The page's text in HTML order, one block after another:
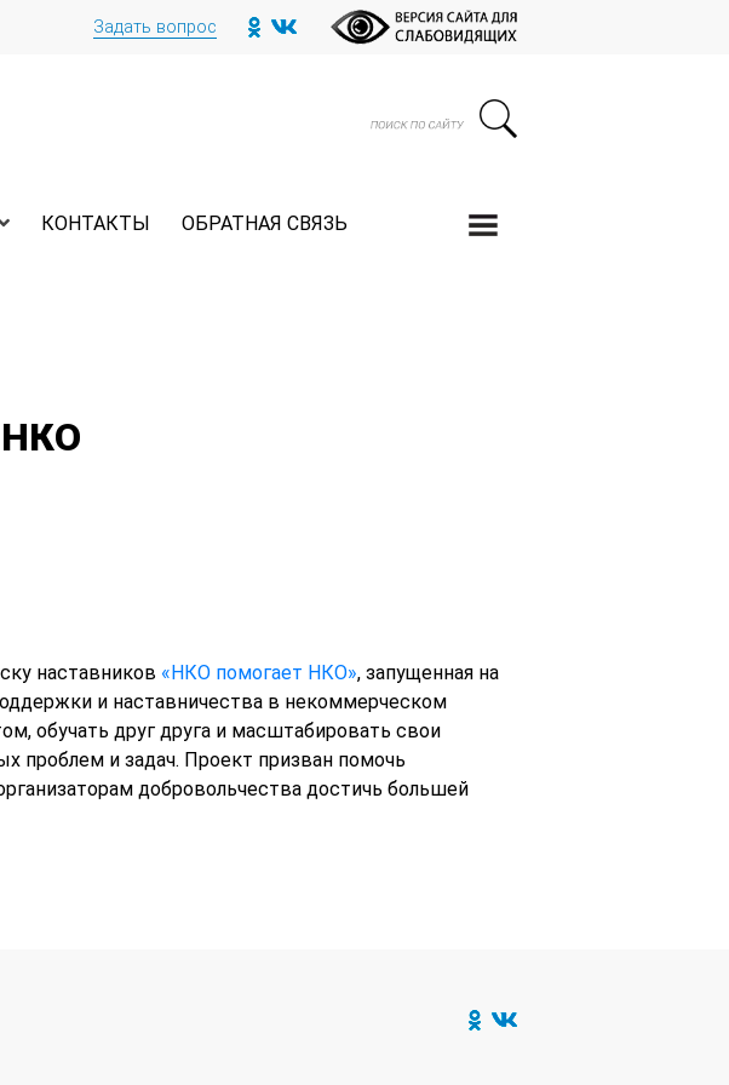
Задать вопрос
КОНТАКТЫ ОБРАТНАЯ СВЯЗЬ
наставников «НКО помогает НКО», запущенная на
и наставничества в некоммерческом
обучать друг друга и масштабировать свои
проблем и задач. Проект призван помочь
добровольчества достичь большей